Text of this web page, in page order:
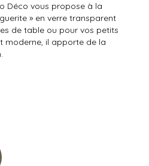
Déco vous propose à la
» en verre transparent
de table ou pour vos petits
moderne, il apporte de la